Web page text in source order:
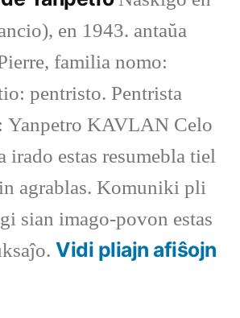
en 1943. antaŭa
familia nomo:
pentristo. Pentrista
Yanpetro KAVLAN Celo
irado estas resumebla tiel
agrablas. Komuniki pli
sian imago-povon estas
Vidi pliajn afiŝojn